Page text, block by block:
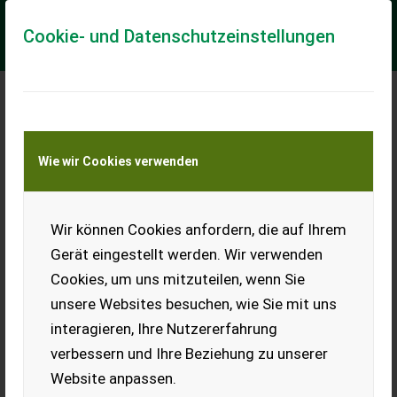
Cookie- und Datenschutzeinstellungen
Wie wir Cookies verwenden
Wir können Cookies anfordern, die auf Ihrem
Gerät eingestellt werden. Wir verwenden
Cookies, um uns mitzuteilen, wenn Sie
unsere Websites besuchen, wie Sie mit uns
interagieren, Ihre Nutzererfahrung
verbessern und Ihre Beziehung zu unserer
Website anpassen.
Meine Transportkostenanfrage
Transport von Land- und Baumaschinen –
KEINE Tiertransporte
Geringhoff Grainstar 6m
zu Verkaufen ist ein Gepflegtes Geringhoff Klappschneidwerk
Grainstar 6 Meter Haspelantrieb Hydraulisch mit Ölversorgung
am Schneidwerk Adapter auc...
EUR 16.800 inkl. 20 % MwSt.